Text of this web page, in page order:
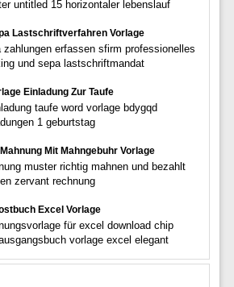
untitled 15 horizontaler lebenslauf
Lastschriftverfahren Vorlage
zahlungen erfassen sfirm professionelles
und sepa lastschriftmandat
Einladung Zur Taufe
taufe word vorlage bdygqd
1 geburtstag
Mit Mahngebuhr Vorlage
muster richtig mahnen und bezahlt
zervant rechnung
Excel Vorlage
für excel download chip
vorlage excel elegant